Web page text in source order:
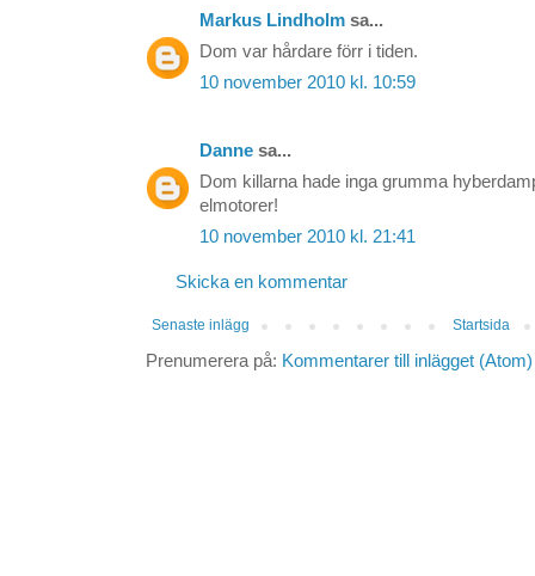
Markus Lindholm sa...
Dom var hårdare förr i tiden.
10 november 2010 kl. 10:59
Danne sa...
Dom killarna hade inga grumma
elmotorer!
10 november 2010 kl. 21:41
Skicka en kommentar
Senaste inlägg Startsida
Prenumerera på: Kommentarer till inlägget (Atom)